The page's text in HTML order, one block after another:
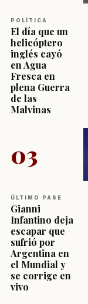
POLÍTICA
El día que un
helicóptero
inglés cayó
en Agua
Fresca en
plena Guerra
de las
Malvinas
03
ÚLTIMO PASE
Gianni
Infantino deja
escapar que
sufrió por
Argentina en
el Mundial y
se corrige en
vivo